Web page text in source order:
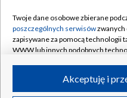
Rada Programowa
System NOS
Informacje o nadawcy
Program dla prasy
Twoje dane osobowe zbierane
poszczególnych serwisówzwanych
zapisywane za pomocą technologii
WWW lub innych podobnych
ruchu w Internecie.Akceptuję i